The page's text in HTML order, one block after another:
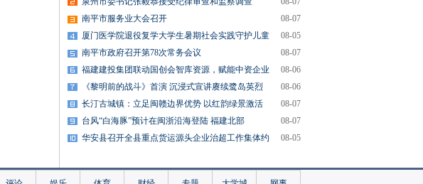
南平市服务业大会召开
08-07
厦门医学院退役复学大学生暑期社会实践守护儿童
08-05
南平市政府召开第78次常务会议
08-07
福建建投集团联动国创会智库资源，赋能中资企业
08-06
《黎明前的战斗》首演 沉浸式宣讲赓续鹭岛英烈
08-06
长汀古城镇：立足闽赣边界优势 以红韵绿景激活
08-07
台风“白海豚”预计在闽浙沿海登陆 福建北部
08-07
华安县召开全县重点货运源头企业治超工作集体约
08-05